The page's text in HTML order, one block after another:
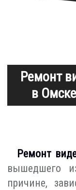
Ремонт
в
Ремонт
вышедшего
причине,